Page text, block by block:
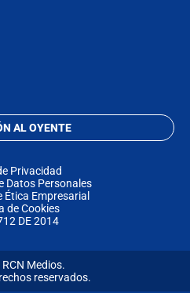
AL OYENTE
Privacidad
Datos Personales
Ética Empresarial
de Cookies
DE 2014
Medios.
reservados.